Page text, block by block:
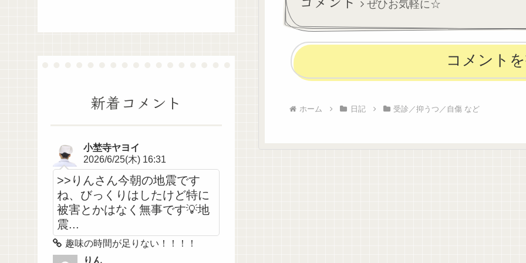
ですが...
行っ...
ぜひお気軽に☆
コメント
ホーム 日記 受診／抑うつ／自傷 など
新着コメント
小埜寺ヤヨイ
2026/6/25(木) 16:31
>>りんさん今朝の地震です
ね、びっくりはしたけど特に
被害とかはなく無事です💡地
震...
趣味の時間が足りない！！！！
りん